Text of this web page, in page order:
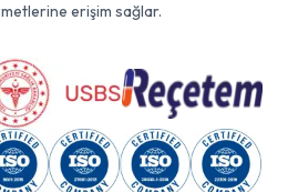
erişim sağlar.